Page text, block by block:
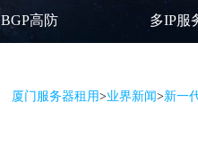
BGP高防 多IP服
厦门服务器租用>业界新闻>新一